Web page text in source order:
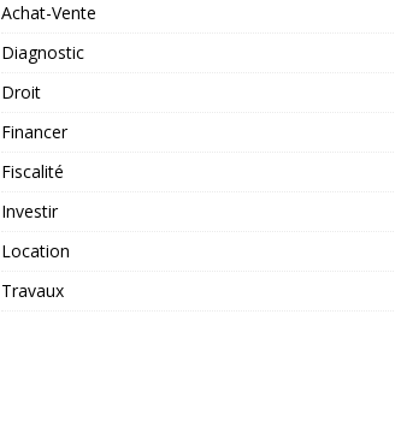
Achat-Vente
Diagnostic
Droit
Financer
Fiscalité
Investir
Location
Travaux